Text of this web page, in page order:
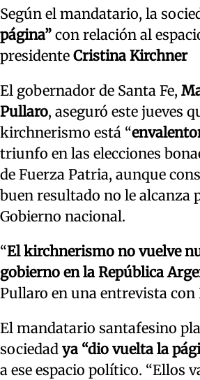
Según el mandatario, la
página” con relación al
presidente Cristina Kirchner
El gobernador de Santa Fe,
Pullaro, aseguró este jueves
kirchnerismo está “
triunfo en las elecciones
de Fuerza Patria, aunque
buen resultado no le alcanza
Gobierno nacional.
“El kirchnerismo no vuelve
gobierno en la República
Pullaro en una entrevista con
El mandatario santafesino
sociedad ya “dio vuelta la
a ese espacio político. “Ellos